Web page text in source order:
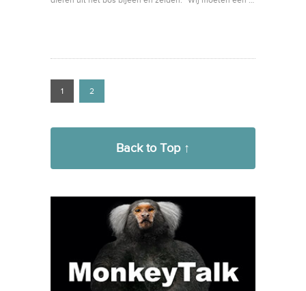
1 2
Back to Top ↑